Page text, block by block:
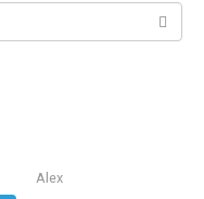
Alex